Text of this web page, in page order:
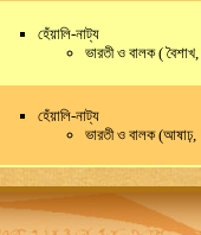
হেঁয়ালি-নাট্য
ভারতী ও বালক (
হেঁয়ালি-নাট্য
ভারতী ও বালক